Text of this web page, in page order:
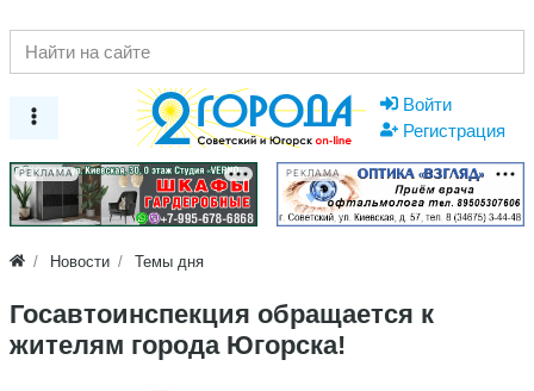
Войти
Регистрация
РЕКЛАМА РЕКЛАМА
Новости Темы дня
Госавтоинспекция обращается к
жителям города Югорска!